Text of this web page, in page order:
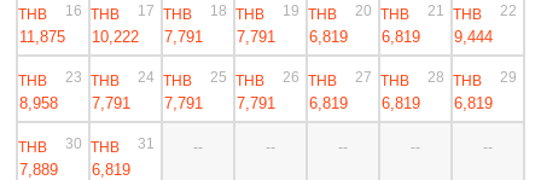
THB
11,875
16 THB
10,222
17 THB
7,791
18 THB
7,791
19 THB
6,819
20 THB
6,819
21 THB
9,444
22
THB
8,958
23 THB
7,791
24 THB
7,791
25 THB
7,791
26 THB
6,819
27 THB
6,819
28 THB
6,819
29
THB
7,889
30 THB
6,819
31 -- -- -- -- --